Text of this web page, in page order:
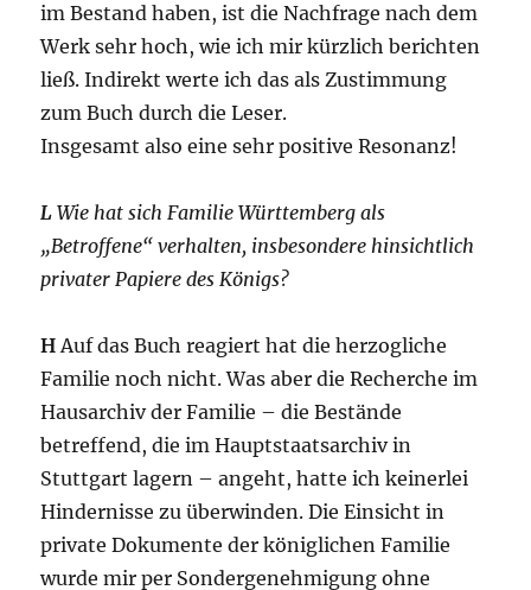
im Bestand haben, ist die Nachfrage nach dem
Werk sehr hoch, wie ich mir kürzlich berichten
ließ. Indirekt werte ich das als Zustimmung
zum Buch durch die Leser.
Insgesamt also eine sehr positive Resonanz!
L Wie hat sich Familie Württemberg als
„Betroffene“ verhalten, insbesondere hinsichtlich
privater Papiere des Königs?
HAuf das Buch reagiert hat die herzogliche
Familie noch nicht. Was aber die Recherche im
Hausarchiv der Familie – die Bestände
betreffend, die im Hauptstaatsarchiv in
Stuttgart lagern – angeht, hatte ich keinerlei
Hindernisse zu überwinden. Die Einsicht in
private Dokumente der königlichen Familie
wurde mir per Sondergenehmigung ohne